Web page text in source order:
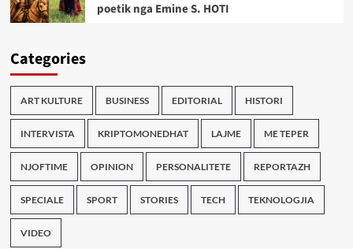
poetik nga Emine S. HOTI
Categories
ART KULTURE BUSINESS EDITORIAL HISTORI
INTERVISTA KRIPTOMONEDHAT LAJME ME TEPER
NJOFTIME OPINION PERSONALITETE REPORTAZH
SPECIALE SPORT STORIES TECH TEKNOLOGJIA
VIDEO